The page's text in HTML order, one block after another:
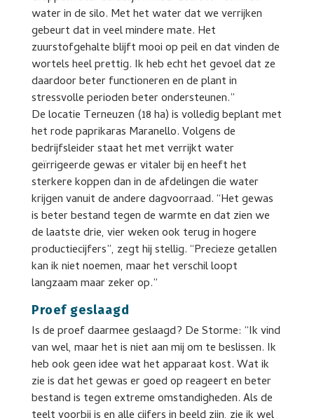
water in de silo. Met het water dat we verrijken
gebeurt dat in veel mindere mate. Het
zuurstofgehalte blijft mooi op peil en dat vinden de
wortels heel prettig. Ik heb echt het gevoel dat ze
daardoor beter functioneren en de plant in
stressvolle perioden beter ondersteunen.”
De locatie Terneuzen (18 ha) is volledig beplant met
het rode paprikaras Maranello. Volgens de
bedrijfsleider staat het met verrijkt water
geïrrigeerde gewas er vitaler bij en heeft het
sterkere koppen dan in de afdelingen die water
krijgen vanuit de andere dagvoorraad. “Het gewas
is beter bestand tegen de warmte en dat zien we
de laatste drie, vier weken ook terug in hogere
productiecijfers”, zegt hij stellig. “Precieze getallen
kan ik niet noemen, maar het verschil loopt
langzaam maar zeker op.”
Proef geslaagd
Is de proef daarmee geslaagd? De Storme: “Ik vind
van wel, maar het is niet aan mij om te beslissen. Ik
heb ook geen idee wat het apparaat kost. Wat ik
zie is dat het gewas er goed op reageert en beter
bestand is tegen extreme omstandigheden. Als de